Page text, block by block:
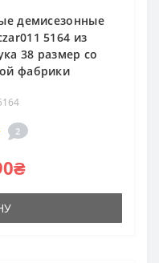
демисезонные
5164 из
38 размер со
фабрики
2